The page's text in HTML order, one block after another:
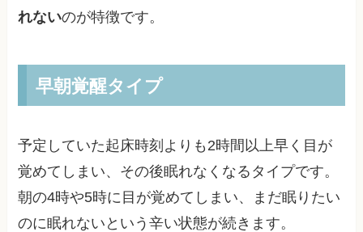
れないのが特徴です。
早朝覚醒タイプ
予定していた起床時刻よりも2時間以上早く目が
覚めてしまい、その後眠れなくなるタイプです。
朝の4時や5時に目が覚めてしまい、まだ眠りたい
のに眠れないという辛い状態が続きます。